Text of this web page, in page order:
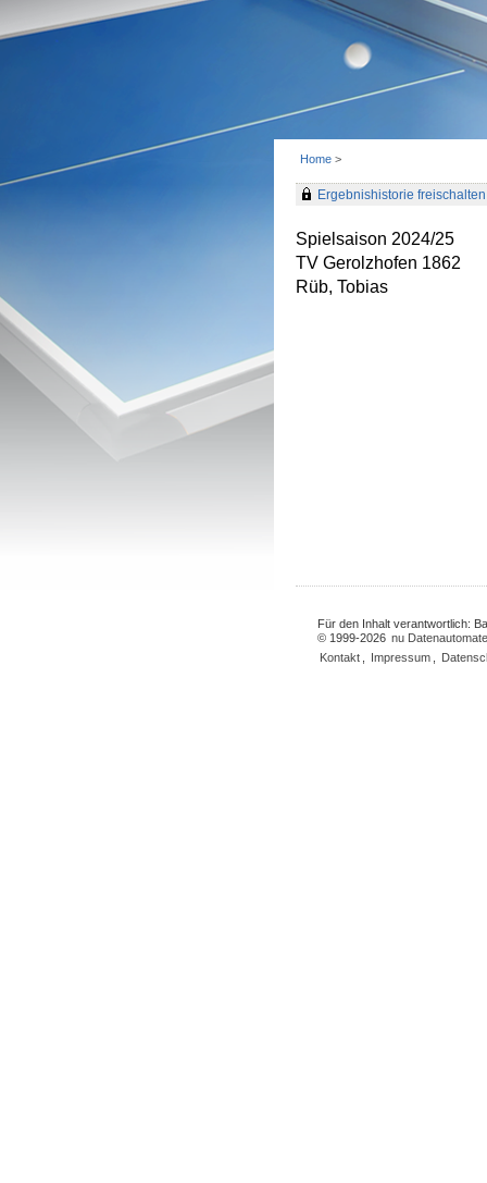
Home >
Ergebnishistorie freischalten
Spielsaison 2024/25
TV Gerolzhofen 1862
Rüb, Tobias
Für den Inhalt verantwortlich:
© 1999-2026 nu
Kontakt
Impressum